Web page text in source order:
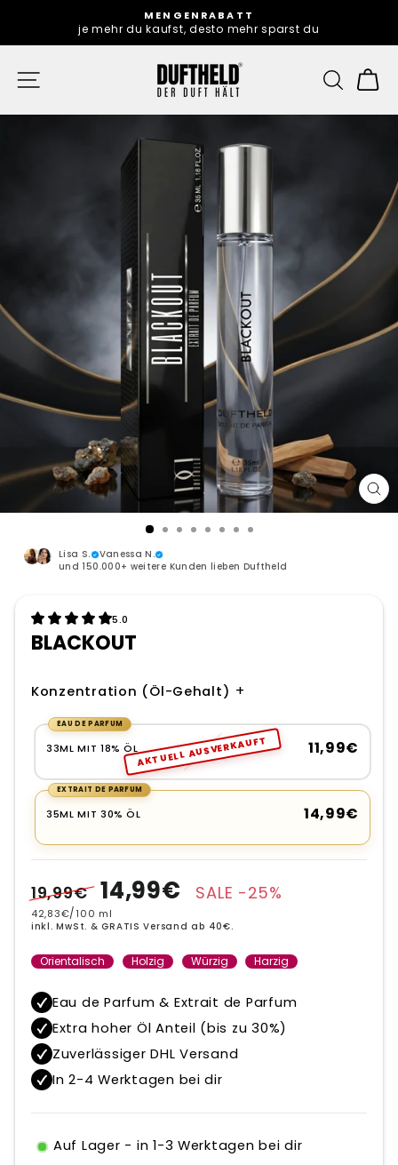
Inhalt
Pause
MENGENRABATT
je mehr du kaufst, desto mehr sparst du
SEITENNAVIGATION SUCHE
Lisa S.
Vanessa N.
und 150.000+ weitere Kunden lieben Duftheld
5.0
BLACKOUT
Konzentration (Öl-Gehalt) +
GRÖSSE
EAU DE PARFUM
33ML MIT 18% ÖL 11,99€
AKTUELL AUSVERKAUFT
EXTRAIT DE PARFUM
35ML MIT 30% ÖL 14,99€
Normaler
Preis
19,99€ Sonderpreis
14,99€ SALE -25%
42,83€/100 ml
inkl. MwSt. & GRATIS Versand ab 40€.
Orientalisch Holzig Würzig Harzig
Eau de Parfum & Extrait de Parfum
Extra hoher Öl Anteil (bis zu 30%)
Zuverlässiger DHL Versand
In 2-4 Werktagen bei dir
Auf Lager - in 1-3 Werktagen bei dir